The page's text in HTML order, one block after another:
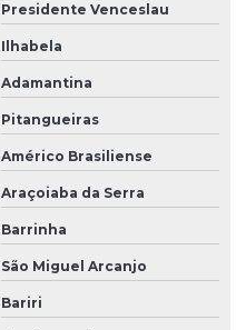
Presidente Venceslau
Ilhabela
Adamantina
Pitangueiras
Américo Brasiliense
Araçoiaba da Serra
Barrinha
São Miguel Arcanjo
Bariri